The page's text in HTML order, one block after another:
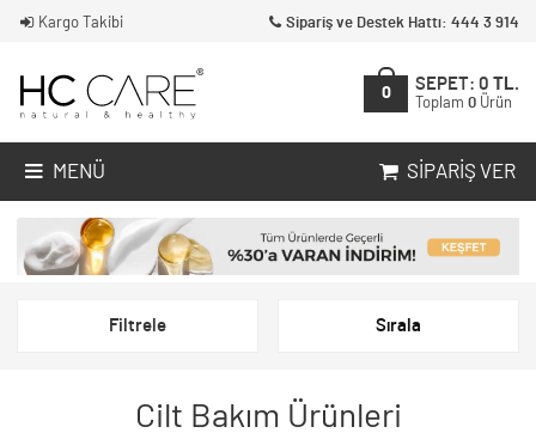
Kargo Takibi Sipariş ve Destek Hattı: 444 3 914
0
SEPET: 0 TL.
Toplam 0 Ürün
MENÜ SIPARIŞ VER
Filtrele Sırala
Cilt Bakım Ürünleri